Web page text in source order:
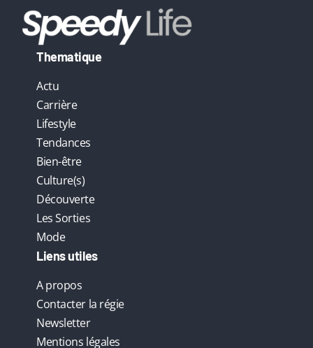
Thematique
Actu
Carrière
Lifestyle
Tendances
Bien-être
Culture(s)
Découverte
Les Sorties
Mode
Liens utiles
A propos
Contacter la régie
Newsletter
Mentions légales